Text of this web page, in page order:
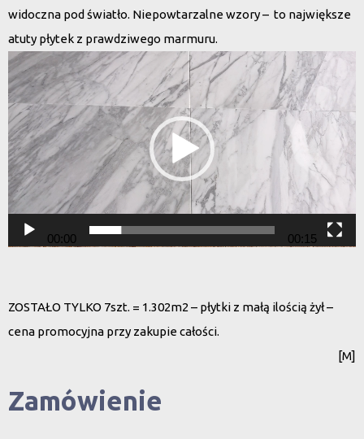
widoczna pod światło. Niepowtarzalne wzory – to największe
atuty płytek z prawdziwego marmuru.
Odtwarzacz
video
00:00 00:15
ZOSTAŁO TYLKO 7szt. = 1.302m2 – płytki z małą ilością żył –
cena promocyjna przy zakupie całości.
[M]
Zamówienie